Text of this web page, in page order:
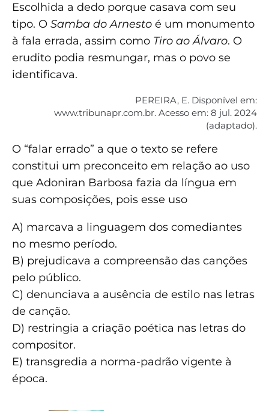
Escolhida a dedo porque casava com seu
tipo. O Samba do Arnesto é um monumento
à fala errada, assim como Tiro ao Álvaro. O
erudito podia resmungar, mas o povo se
identificava.
PEREIRA, E. Disponível em:
www.tribunapr.com.br. Acesso em: 8 jul. 2024
(adaptado).
O “falar errado” a que o texto se refere
constitui um preconceito em relação ao uso
que Adoniran Barbosa fazia da língua em
suas composições, pois esse uso
A) marcava a linguagem dos comediantes
no mesmo período.
B) prejudicava a compreensão das canções
pelo público.
C) denunciava a ausência de estilo nas letras
de canção.
D) restringia a criação poética nas letras do
compositor.
E) transgredia a norma-padrão vigente à
época.